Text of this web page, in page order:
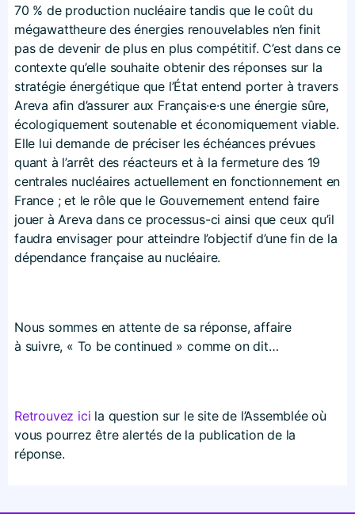
70 % de production nucléaire tandis que le coût du
mégawattheure des énergies renouvelables n’en finit
pas de devenir de plus en plus compétitif. C’est dans ce
contexte qu’elle souhaite obtenir des réponses sur la
stratégie énergétique que l’État entend porter à travers
Areva afin d’assurer aux Français·e·s une énergie sûre,
écologiquement soutenable et économiquement viable.
Elle lui demande de préciser les échéances prévues
quant à l’arrêt des réacteurs et à la fermeture des 19
centrales nucléaires actuellement en fonctionnement en
France ; et le rôle que le Gouvernement entend faire
jouer à Areva dans ce processus-ci ainsi que ceux qu’il
faudra envisager pour atteindre l’objectif d’une fin de la
dépendance française au nucléaire.
Nous sommes en attente de sa réponse, affaire
à suivre, « To be continued » comme on dit…
Retrouvez ici la question sur le site de l’Assemblée où
vous pourrez être alertés de la publication de la
réponse.